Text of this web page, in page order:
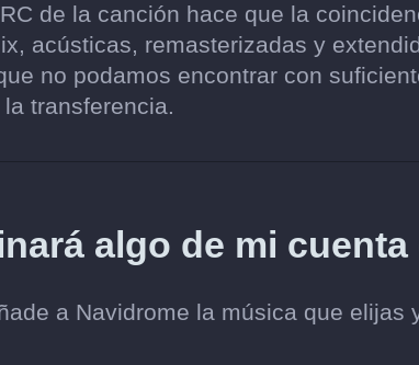
de la canción hace que la
acústicas, remasterizadas y
no podamos encontrar con
transferencia.
algo de mi cuenta
a Navidrome la música que